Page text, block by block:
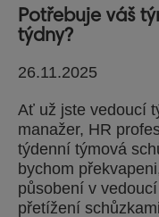
Potřebuje váš
týdny?
26.11.2025
Ať už jste vedoucí
manažer, HR
týdenní týmová
bychom
působení v
přetížení